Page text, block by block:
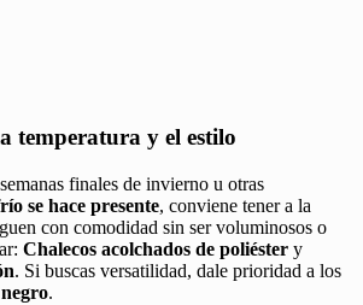
temperatura y el estilo
finales de invierno u otras
se hace presente, conviene tener a la
con comodidad sin ser voluminosos o
Chalecos acolchados de poliéster y
. Si buscas versatilidad, dale prioridad a los
.